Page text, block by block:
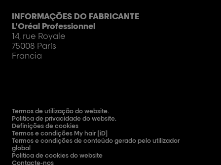
INFORMAÇÕES DO FABRICANTE
L'Oréal Professionnel
14, rue Royale
75008 París
Francia
Termos de utilização do website.
Política de privacidade do website.
Definições de cookies
Termos e condições My hair [iD]
Termos e condições de conteúdo gerado pelo utilizador
global
Política de cookies do website
Contacte-nos